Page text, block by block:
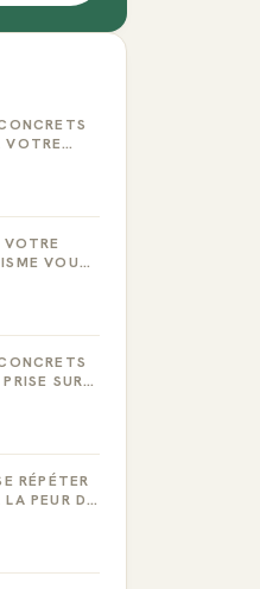
VOTRE
VOUS
SUR
RÉPÉTER
LA PEUR DE